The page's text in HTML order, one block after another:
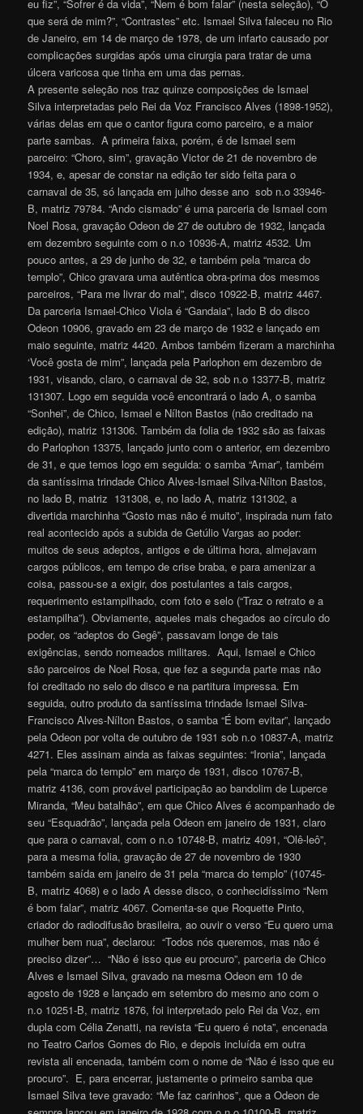
eu fiz”, “Sofrer é da vida”, “Nem é bom falar” (nesta seleção), “O
que será de mim?”, “Contrastes” etc. Ismael Silva faleceu no Rio
de Janeiro, em 14 de março de 1978, de um infarto causado por
complicações surgidas após uma cirurgia para tratar de uma
úlcera varicosa que tinha em uma das pernas.
A presente seleção nos traz quinze composições de Ismael
Silva interpretadas pelo Rei da Voz Francisco Alves (1898-1952),
várias delas em que o cantor figura como parceiro, e a maior
parte sambas. A primeira faixa, porém, é de Ismael sem
parceiro: “Choro, sim”, gravação Victor de 21 de novembro de
1934, e, apesar de constar na edição ter sido feita para o
carnaval de 35, só lançada em julho desse ano sob n.o 33946-
B, matriz 79784. “Ando cismado” é uma parceria de Ismael com
Noel Rosa, gravação Odeon de 27 de outubro de 1932, lançada
em dezembro seguinte com o n.o 10936-A, matriz 4532. Um
pouco antes, a 29 de junho de 32, e também pela “marca do
templo”, Chico gravara uma autêntica obra-prima dos mesmos
parceiros, “Para me livrar do mal”, disco 10922-B, matriz 4467.
Da parceria Ismael-Chico Viola é “Gandaia”, lado B do disco
Odeon 10906, gravado em 23 de março de 1932 e lançado em
maio seguinte, matriz 4420. Ambos também fizeram a marchinha
‘Você gosta de mim”, lançada pela Parlophon em dezembro de
1931, visando, claro, o carnaval de 32, sob n.o 13377-B, matriz
131307. Logo em seguida você encontrará o lado A, o samba
“Sonhei”, de Chico, Ismael e Nílton Bastos (não creditado na
edição), matriz 131306. Também da folia de 1932 são as faixas
do Parlophon 13375, lançado junto com o anterior, em dezembro
de 31, e que temos logo em seguida: o samba “Amar”, também
da santíssima trindade Chico Alves-Ismael Silva-Nílton Bastos,
no lado B, matriz 131308, e, no lado A, matriz 131302, a
divertida marchinha “Gosto mas não é muito”, inspirada num fato
real acontecido após a subida de Getúlio Vargas ao poder:
muitos de seus adeptos, antigos e de última hora, almejavam
cargos públicos, em tempo de crise braba, e para amenizar a
coisa, passou-se a exigir, dos postulantes a tais cargos,
requerimento estampilhado, com foto e selo (“Traz o retrato e a
estampilha”). Obviamente, aqueles mais chegados ao círculo do
poder, os “adeptos do Gegê”, passavam longe de tais
exigências, sendo nomeados militares. Aqui, Ismael e Chico
são parceiros de Noel Rosa, que fez a segunda parte mas não
foi creditado no selo do disco e na partitura impressa. Em
seguida, outro produto da santíssima trindade Ismael Silva-
Francisco Alves-Nílton Bastos, o samba “É bom evitar”, lançado
pela Odeon por volta de outubro de 1931 sob n.o 10837-A, matriz
4271. Eles assinam ainda as faixas seguintes: “Ironia”, lançada
pela “marca do templo” em março de 1931, disco 10767-B,
matriz 4136, com provável participação ao bandolim de Luperce
Miranda, “Meu batalhão”, em que Chico Alves é acompanhado de
seu “Esquadrão”, lançada pela Odeon em janeiro de 1931, claro
que para o carnaval, com o n.o 10748-B, matriz 4091, “Olê-leô”,
para a mesma folia, gravação de 27 de novembro de 1930
também saída em janeiro de 31 pela “marca do templo” (10745-
B, matriz 4068) e o lado A desse disco, o conhecidíssimo “Nem
é bom falar”, matriz 4067. Comenta-se que Roquette Pinto,
criador do radiodifusão brasileira, ao ouvir o verso “Eu quero uma
mulher bem nua”, declarou: “Todos nós queremos, mas não é
preciso dizer”… “Não é isso que eu procuro”, parceria de Chico
Alves e Ismael Silva, gravado na mesma Odeon em 10 de
agosto de 1928 e lançado em setembro do mesmo ano com o
n.o 10251-B, matriz 1876, foi interpretado pelo Rei da Voz, em
dupla com Célia Zenatti, na revista “Eu quero é nota”, encenada
no Teatro Carlos Gomes do Rio, e depois incluída em outra
revista ali encenada, também com o nome de “Não é isso que eu
procuro”. E, para encerrar, justamente o primeiro samba que
Ismael Silva teve gravado: “Me faz carinhos”, que a Odeon de